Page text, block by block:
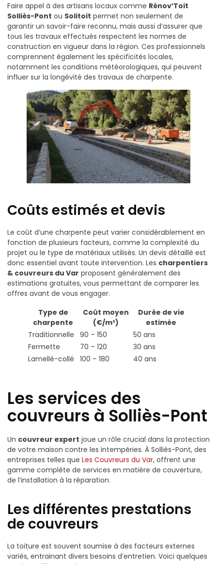
Faire appel à des artisans locaux comme Rénov’Toit
Solliès-Pont ou Solitoit permet non seulement de
garantir un savoir-faire reconnu, mais aussi d’assurer que
tous les travaux effectués respectent les normes de
construction en vigueur dans la région. Ces professionnels
comprennent également les spécificités locales,
notamment les conditions météorologiques, qui peuvent
influer sur la longévité des travaux de charpente.
Coûts estimés et devis
Le coût d’une charpente peut varier considérablement en
fonction de plusieurs facteurs, comme la complexité du
projet ou le type de matériaux utilisés. Un devis détaillé est
donc essentiel avant toute intervention. Les charpentiers
& couvreurs du Var proposent généralement des
estimations gratuites, vous permettant de comparer les
offres avant de vous engager.
Type de
charpente
Coût moyen
(€/m²)
Durée de vie
estimée
Traditionnelle
90 – 150
50 ans
Fermette
70 – 120
30 ans
Lamellé-collé
100 – 180 40 ans
Les services des
couvreurs à Solliès-Pont
Un couvreur expert joue un rôle crucial dans la protection
de votre maison contre les intempéries. À Solliès-Pont, des
entreprises telles que Les Couvreurs du Var, offrent une
gamme complète de services en matière de couverture,
de l’installation à la réparation.
Les différentes prestations
de couvreurs
La toiture est souvent soumise à des facteurs externes
variés, entrainant divers besoins d’entretien. Voici quelques